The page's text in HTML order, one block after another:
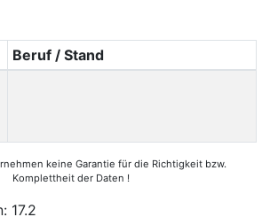
Beruf / Stand
keine Garantie für die Richtigkeit bzw.
Komplettheit der Daten !
17.2